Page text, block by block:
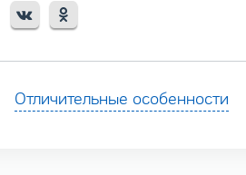
Отличительные особенности